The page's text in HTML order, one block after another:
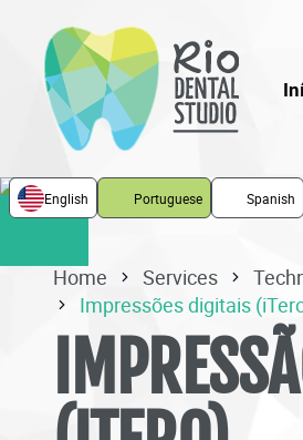
English Portuguese Spanish
Home Services
Impressões digitais